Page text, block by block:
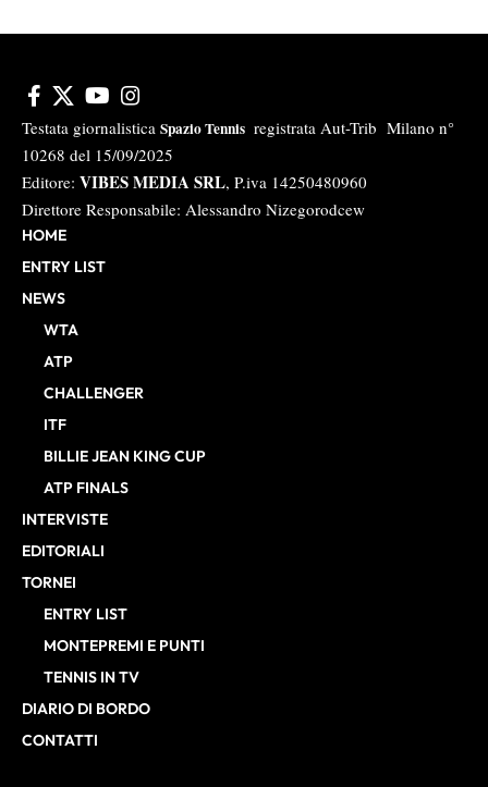
Testata giornalistica Spazio Tennis registrata Aut-Trib Milano n°
10268 del 15/09/2025
Editore: VIBES MEDIA SRL, P.iva 14250480960
Direttore Responsabile: Alessandro Nizegorodcew
HOME
ENTRY LIST
NEWS
WTA
ATP
CHALLENGER
ITF
BILLIE JEAN KING CUP
ATP FINALS
INTERVISTE
EDITORIALI
TORNEI
ENTRY LIST
MONTEPREMI E PUNTI
TENNIS IN TV
DIARIO DI BORDO
CONTATTI